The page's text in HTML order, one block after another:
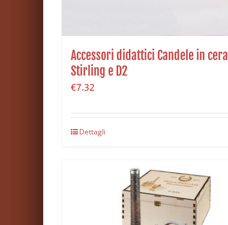
Accessori didattici Candele in
Stirling e D2
€7.32
Dettagli